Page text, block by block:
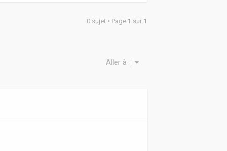
0 sujet • Page 1 sur 1
Aller à